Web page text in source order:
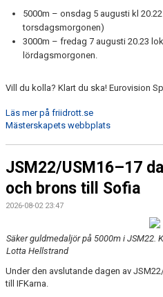
5000m – onsdag 5 augusti kl
torsdagsmorgonen)
3000m – fredag 7 augusti 20.23
lördagsmorgonen.
Vill du kolla? Klart du ska! Eurovision
Läs mer på friidrott.se
Mästerskapets webbplats
JSM22/USM16–17
och brons till Sofia
2026-08-02 23:47
Säker guldmedaljör på 5000m i JSM22.
Lotta Hellstrand
Under den avslutande dagen av
till IFKarna.